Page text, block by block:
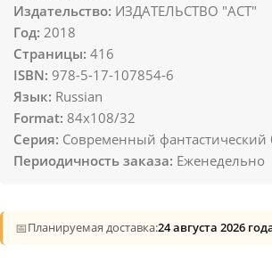
Издательство: ИЗДАТЕЛЬСТВО "АСТ"
Год: 2018
Страницы: 416
ISBN: 978-5-17-107854-6
Язык: Russian
Format: 84x108/32
Серия: Современный фантастический
Периодичность заказа: Еженедельно
📅Планируемая доставка:24 августа 2026